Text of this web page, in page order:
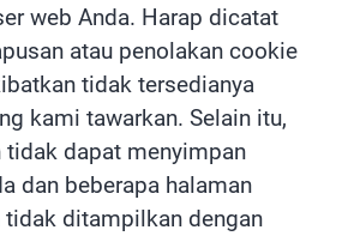
web Anda. Harap dicatat
atau penolakan cookie
tidak tersedianya
kami tawarkan. Selain itu,
tidak dapat menyimpan
dan beberapa halaman
ditampilkan dengan